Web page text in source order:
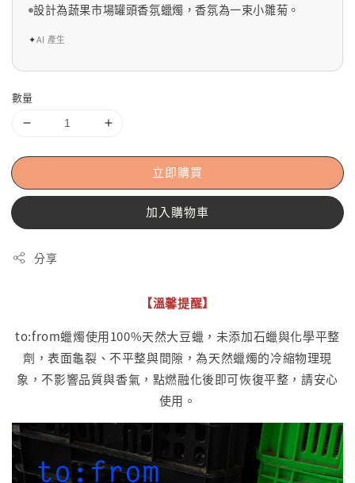
設計為蔬果市場罐頭香氛蠟燭，香氛為一束小雛菊。
✦AI 產生
數量
立即購買
加入購物車
分享
【溫馨提醒】
to:from蠟燭使用100%天然大豆蠟，未添加石蠟與化學平整
劑，表面龜裂、不平整與間隙，為天然蠟燭的冷縮物理現
象，不影響品質與香氣，點燃融化後即可恢復平整，請安心
使用。